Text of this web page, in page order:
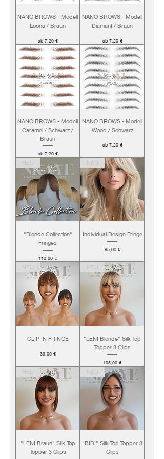
NANO BROWS - Modell
Loona / Braun
ab 7,20 €
Sale-Preis
NANO BROWS - Modell
Diamant / Braun
ab 7,20 €
Sale-Preis
NANO BROWS - Modell
Caramel / Schwarz /
Braun
ab 7,20 €
Sale-Preis
NANO BROWS - Modell
Wood / Schwarz
ab 7,20 €
Sale-Preis
NEU
"Blonde Collection"
Fringes
Preis
110,00 €
NEU
Individual Design Fringe
Preis
95,00 €
NEU
CLIP IN FRINGE
Preis
39,00 €
NEU
"LENI Blonde" Silk Top
Topper 3 Clips
Preis
105,00 €
NEU
"LENI Braun" Silk Top
Topper 3 Clips
NEU
"BIBI" Silk Top Topper 3
Clips